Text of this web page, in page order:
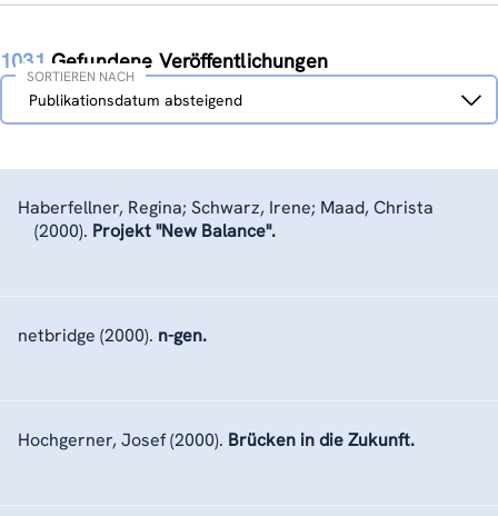
1031 Gefundene Veröffentlichungen
Sortieren
nachPublikationsdatum absteigend
SORTIEREN NACH
Haberfellner, Regina; Schwarz, Irene; Maad, Christa
(2000). Projekt "New Balance".
netbridge (2000). n-gen.
Hochgerner, Josef(2000). Brücken in die Zukunft.